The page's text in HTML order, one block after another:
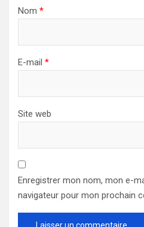
Nom *
E-mail *
Site web
Enregistrer mon nom, mon e-
navigateur pour mon prochain